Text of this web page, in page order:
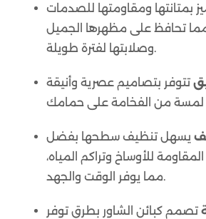
بمتانتها ومقاومتها للصدمات
تحافظ على مظهرها الجميل
وصلابتها لفترة طويلة.
تتوفر بتصاميم عصرية وأنيقة
يسهل تنظيف سطحها بفضل
للأوساخ وتراكم المياه،
مما يوفر الوقت والجهد.
تصمم كبائن الشاور بطرق توفر